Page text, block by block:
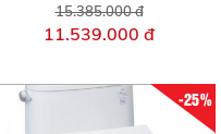
15.385.000 đ
11.539.000 đ
-25%